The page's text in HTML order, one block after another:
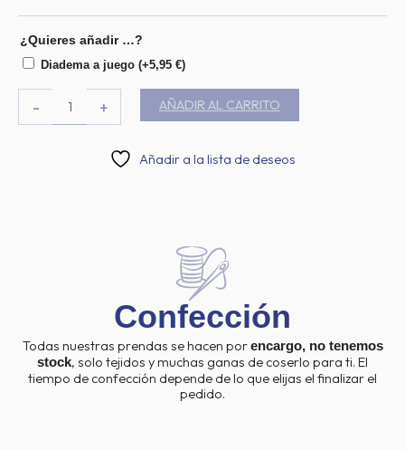
¿Quieres añadir …?
Diadema a juego (+5,95 €)
- + AÑADIR AL CARRITO
Añadir a la lista de deseos
Confección
Todas nuestras prendas se hacen porencargo, no tenemos
stock, solo tejidos y muchas ganas de coserlo para ti. El
tiempo de confección depende de lo que elijas el finalizar el
pedido.